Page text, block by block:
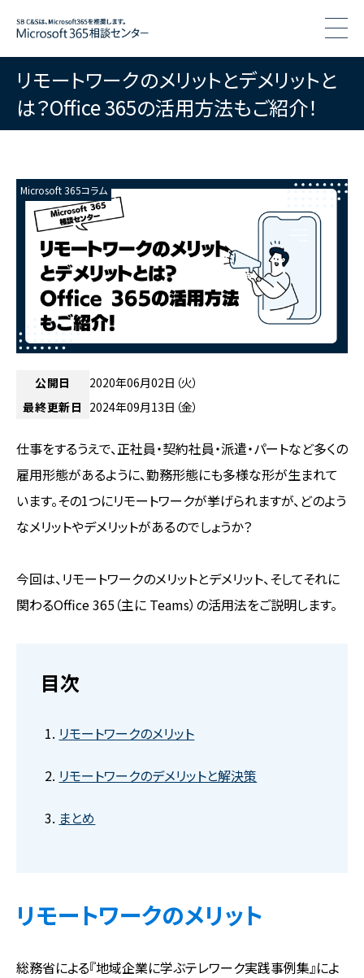
リモートワークのメリットとデメリットと
は？Office 365の活用方法もご紹介！
Microsoft 365コラム
公開日
2020年06月02日（火）
最終更新日 2024年09月13日（金）
仕事をするうえで、正社員・契約社員・派遣・パートなど多くの
雇用形態があるように、勤務形態にも多様な形が生まれて
います。その1つにリモートワークが挙げられますが、どのよう
なメリットやデメリットがあるのでしょうか？
今回は、リモートワークのメリットとデメリット、そしてそれに
関わるOffice 365（主に Teams）の活用法をご説明します。
目次
リモートワークのメリット
リモートワークのデメリットと解決策
まとめ
リモートワークのメリット
総務省による『地域企業に学ぶテレワーク実践事例集』によ